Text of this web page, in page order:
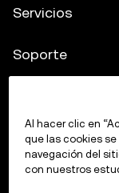
Servicios
Soporte
Calculadora
Al hacer clic en
que las cookies se
navegación del
con nuestros